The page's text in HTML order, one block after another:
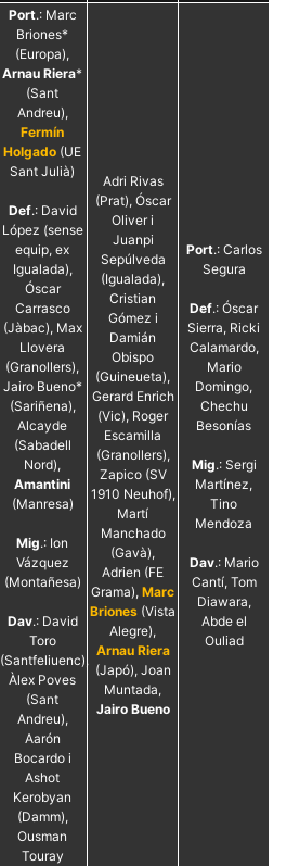
Port.: Marc
Briones*
(Europa),
Arnau Riera*
(Sant
Andreu),
Fermín
Holgado (UE
Sant Julià)
Def.: David
López (sense
equip, ex
Igualada),
Óscar
Carrasco
(Jàbac), Max
Llovera
(Granollers),
Jairo Bueno*
(Sariñena),
Alcayde
(Sabadell
Nord),
Amantini
(Manresa)
Mig.: Ion
Vázquez
(Montañesa)
Dav.: David
Toro
(Santfeliuenc),
Àlex Poves
(Sant
Andreu),
Aarón
Bocardo i
Ashot
Kerobyan
(Damm),
Ousman
Touray
Adri Rivas
(Prat), Óscar
Oliver i
Juanpi
Sepúlveda
(Igualada),
Cristian
Gómez i
Damián
Obispo
(Guineueta),
Gerard Enrich
(Vic), Roger
Escamilla
(Granollers),
Zapico (SV
1910 Neuhof),
Martí
Manchado
(Gavà),
Adrien (FE
Grama), Marc
Briones (Vista
Alegre),
Arnau Riera
(Japó), Joan
Muntada,
Jairo Bueno
Port.: Carlos
Segura
Def.: Óscar
Sierra, Ricki
Calamardo,
Mario
Domingo,
Chechu
Besonías
Mig.: Sergi
Martínez,
Tino
Mendoza
Dav.: Mario
Cantí, Tom
Diawara,
Abde el
Ouliad